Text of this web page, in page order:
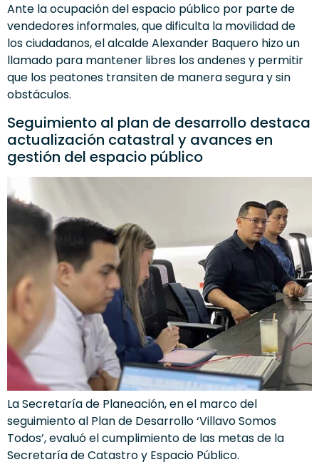
Ante la ocupación del espacio público por parte de
vendedores informales, que dificulta la movilidad de
los ciudadanos, el alcalde Alexander Baquero hizo un
llamado para mantener libres los andenes y permitir
que los peatones transiten de manera segura y sin
obstáculos.
Seguimiento al plan de desarrollo destaca
actualización catastral y avances en
gestión del espacio público
La Secretaría de Planeación, en el marco del
seguimiento al Plan de Desarrollo ‘Villavo Somos
Todos’, evaluó el cumplimiento de las metas de la
Secretaría de Catastro y Espacio Público.